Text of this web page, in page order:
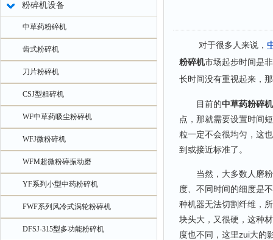
粉碎机设备
中草药粉碎机
齿式粉碎机
刀片粉碎机
CSJ型粗碎机
WF中草药吸尘粉碎机
WFJ微粉碎机
WFM超微粉碎振动磨
YF系列小型中药粉碎机
FWF系列风冷式涡轮粉碎机
DFSJ-315型多功能粉碎机
对于很多人来说，
粉碎机市场起步时间是
长时间没有重视起来，
目前的中草药粉碎机
点，那就需要设置时间
粒一定不会很均匀，这
到或接近标准了。
当然，大多数人磨粉
度、不同时间的细度是
种机器无法切割纤维，
块头大，又很硬，这种
度也不同，这里zui大的